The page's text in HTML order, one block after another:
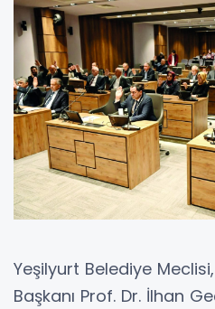
Yeşilyurt Belediye
Başkanı Prof. Dr. İlhan